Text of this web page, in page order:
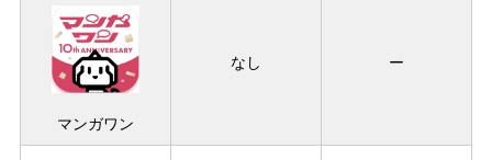
マンガワン
なし ー